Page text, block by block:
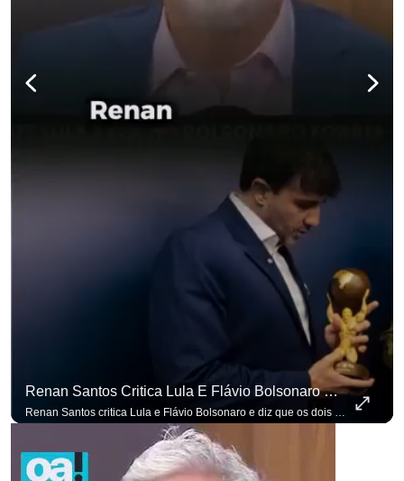
Renan Santos Critica Lula E Flávio Bolsonaro E Diz Que Os Dois São Lados Da Mesma Moeda.